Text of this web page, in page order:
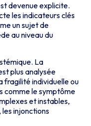
devenue explicite.
les indicateurs clés
un sujet de
au niveau du
La
plus analysée
fragilité individuelle ou
comme le symptôme
et instables,
injonctions